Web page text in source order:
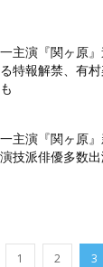
主演『関ヶ原
特報解禁、有
主演『関ヶ原
技派俳優多数
1 2 3